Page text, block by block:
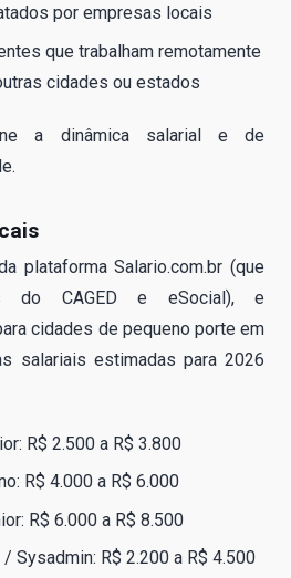
por empresas locais
que trabalham remotamente
cidades ou estados
a dinâmica salarial e de
plataforma Salario.com.br (que
do CAGED e eSocial), e
cidades de pequeno porte em
salariais estimadas para 2026
R$ 2.500 a R$ 3.800
R$ 4.000 a R$ 6.000
R$ 6.000 a R$ 8.500
Sysadmin: R$ 2.200 a R$ 4.500